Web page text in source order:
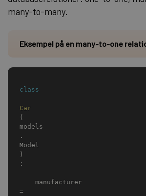
many-to-many.
Eksempel på en many-to-one
class
Car
(
models
.
Model
)
:
    manufacturer
=